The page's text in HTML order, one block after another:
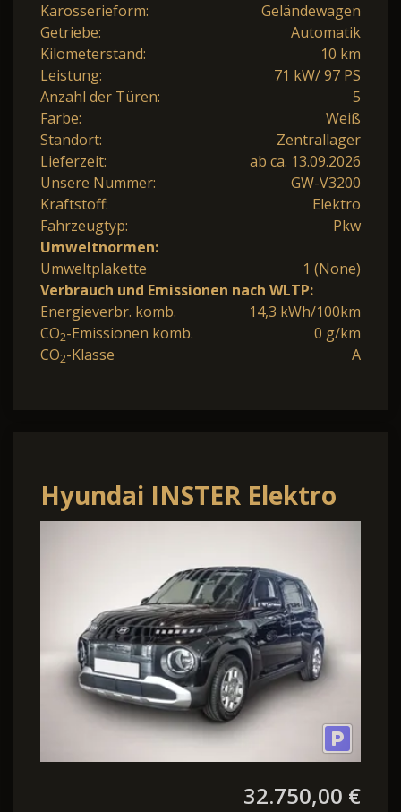
Karosserieform:
Geländewagen
Getriebe:
Automatik
Kilometerstand:
10 km
Leistung:
71 kW/ 97 PS
Anzahl der Türen:
5
Farbe:
Weiß
Standort:
Zentrallager
Lieferzeit:
ab ca. 13.09.2026
Unsere Nummer:
GW-V3200
Kraftstoff:
Elektro
Fahrzeugtyp:
Pkw
Umweltnormen:
Umweltplakette
1 (None)
Verbrauch und Emissionen nach WLTP:
Energieverbr. komb.
14,3 kWh/100km
CO2-Emissionen komb.
0 g/km
CO2-Klasse A
Hyundai INSTER Elektro
Trend Assistenz &
Effizienz-Paket
32.750,00 €